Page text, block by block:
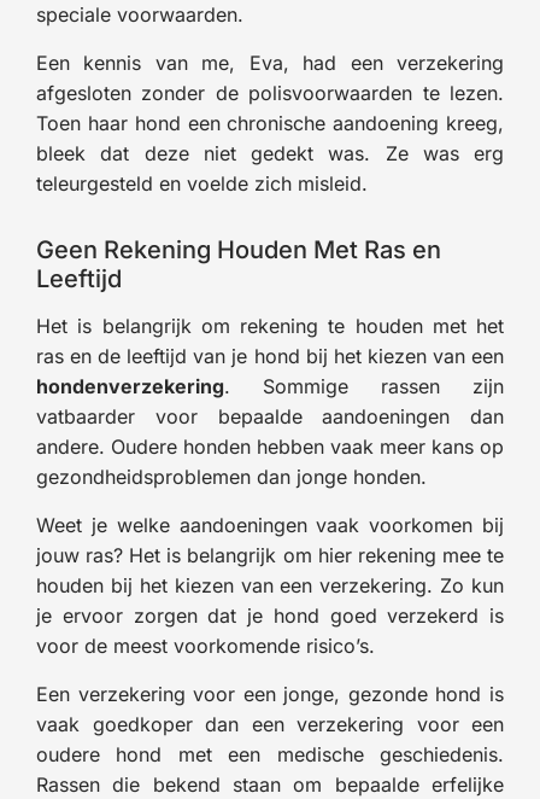
speciale voorwaarden.
Een kennis van me, Eva, had een verzekering
afgesloten zonder de polisvoorwaarden te lezen.
Toen haar hond een chronische aandoening kreeg,
bleek dat deze niet gedekt was. Ze was erg
teleurgesteld en voelde zich misleid.
Geen Rekening Houden Met Ras en
Leeftijd
Het is belangrijk om rekening te houden met het
ras en de leeftijd van je hond bij het kiezen van een
hondenverzekering. Sommige rassen zijn
vatbaarder voor bepaalde aandoeningen dan
andere. Oudere honden hebben vaak meer kans op
gezondheidsproblemen dan jonge honden.
Weet je welke aandoeningen vaak voorkomen bij
jouw ras? Het is belangrijk om hier rekening mee te
houden bij het kiezen van een verzekering. Zo kun
je ervoor zorgen dat je hond goed verzekerd is
voor de meest voorkomende risico’s.
Een verzekering voor een jonge, gezonde hond is
vaak goedkoper dan een verzekering voor een
oudere hond met een medische geschiedenis.
Rassen die bekend staan om bepaalde erfelijke